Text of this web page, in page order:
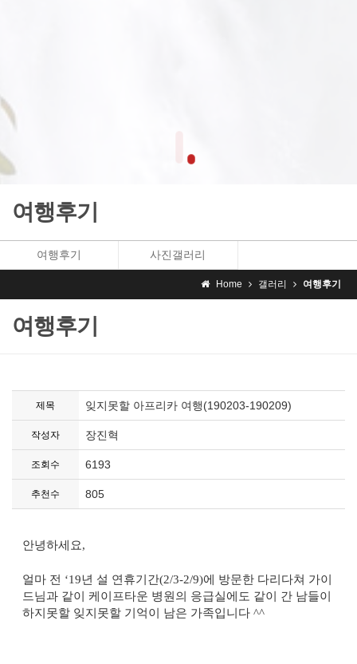
여행후기
여행후기 사진갤러리
Home 갤러리 여행후기
여행후기
제목 잊지못할 아프리카 여행(190203-190209)
작성자 장진혁
조회수 6193
추천수 805
안녕하세요,
얼마 전 ‘19년 설 연휴기간(2/3-2/9)에 방문한 다리다쳐 가이
드님과 같이 케이프타운 병원의 응급실에도 같이 간 남들이
하지못할 잊지못할 기억이 남은 가족입니다 ^^